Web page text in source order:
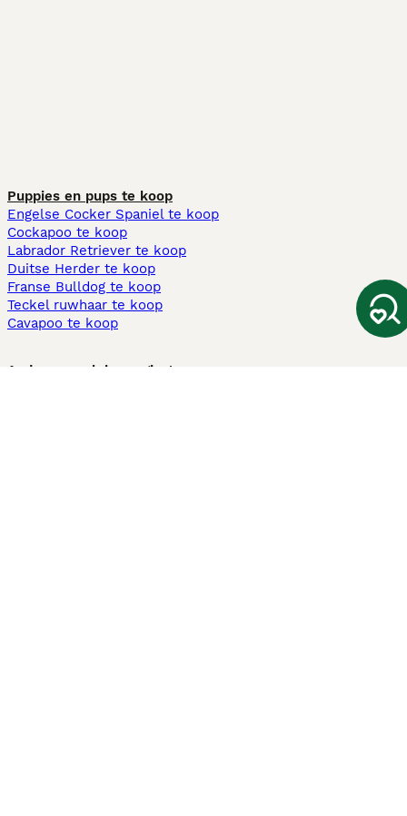
Puppies en pups te koop
Engelse Cocker Spaniel te koop
Cockapoo te koop
Labrador Retriever te koop
Duitse Herder te koop
Franse Bulldog te koop
Teckel ruwhaar te koop
Cavapoo te koop
Andere populaire pagina's